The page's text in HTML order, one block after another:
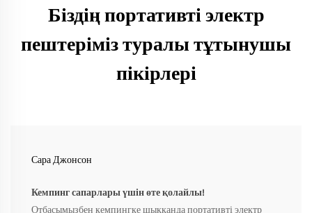
Біздің портативті электр
пештеріміз туралы тұтынушы
пікірлері
Сара Джонсон
Кемпинг сапарлары үшін өте қолайлы!